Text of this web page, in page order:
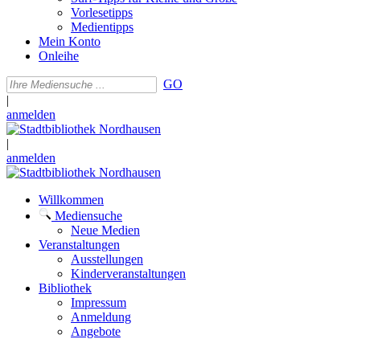
Vorlesetipps
Medientipps
Mein Konto
Onleihe
GO
|
anmelden
|
anmelden
Willkommen
Mediensuche
Neue Medien
Veranstaltungen
Ausstellungen
Kinderveranstaltungen
Bibliothek
Impressum
Anmeldung
Angebote